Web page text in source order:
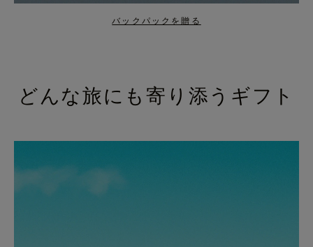
バックパックを贈る
どんな旅にも寄り添うギフト